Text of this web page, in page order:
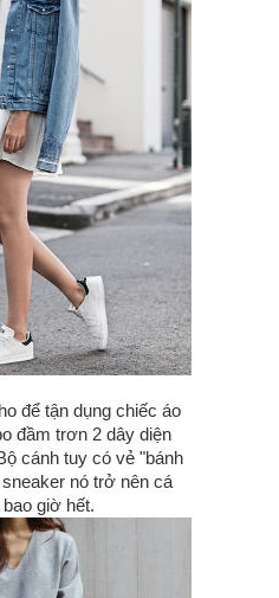
để tận dụng chiếc áo
đầm trơn 2 dây diện
cánh tuy có vẻ "bánh
nó trở nên cá
giờ hết.